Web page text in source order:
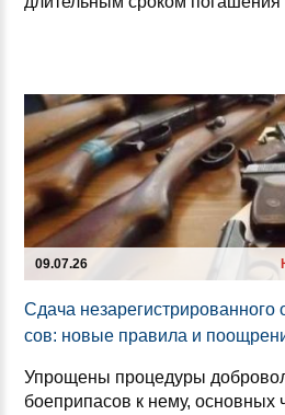
09.07.26
Сда­ча
сов: но­вые пра­ви­ла и
Упрощены процедуры
боеприпасов к нему, основных